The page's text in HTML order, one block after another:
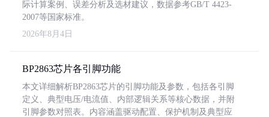
际计算案例、误差分析及选材建议，数据参考GB/T 4423-
2007等国家标准。
2026年8月4日
BP2863芯片各引脚功能
本文详细解析BP2863芯片的引脚功能及参数，包括各引脚
定义、典型电压/电流值、内部逻辑关系等核心数据，并附
引脚参数对照表。内容涵盖驱动配置、保护机制及典型应